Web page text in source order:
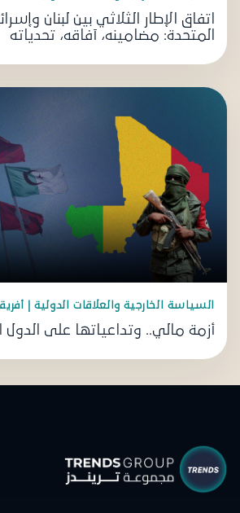
اتفاق الإطار الثلاثي بين لبنان
المتحدة: مضامينه، آفاقه، تحدياته
السياسة الخارجية والعلاقات الدولية |
أزمة مالي.. وتداعياتها على الدول